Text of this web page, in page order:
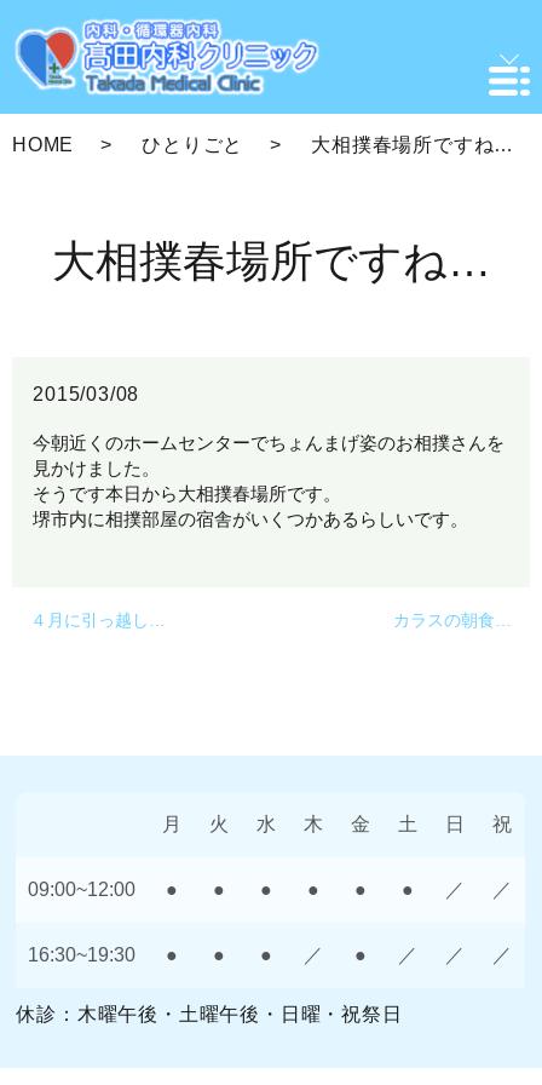
HOME ひとりごと 大相撲春場所ですね…
大相撲春場所ですね…
2015/03/08
今朝近くのホームセンターでちょんまげ姿のお相撲さんを
見かけました。
そうです本日から大相撲春場所です。
堺市内に相撲部屋の宿舎がいくつかあるらしいです。
４月に引っ越し… カラスの朝食…
月 火 水 木 金 土 日 祝
09:00~12:00 ● ● ● ● ● ● ／ ／
16:30~19:30 ● ● ● ／ ● ／ ／ ／
休診：木曜午後・土曜午後・日曜・祝祭日